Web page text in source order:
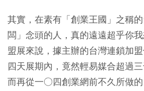
其實，在素有「創業王國」之稱
闆」念頭的人，真的遠遠超乎你
盟展來說，據主辦的台灣連鎖加
四天展期內，竟然輕易媒合超過三
而再從一○四創業網前不久所做